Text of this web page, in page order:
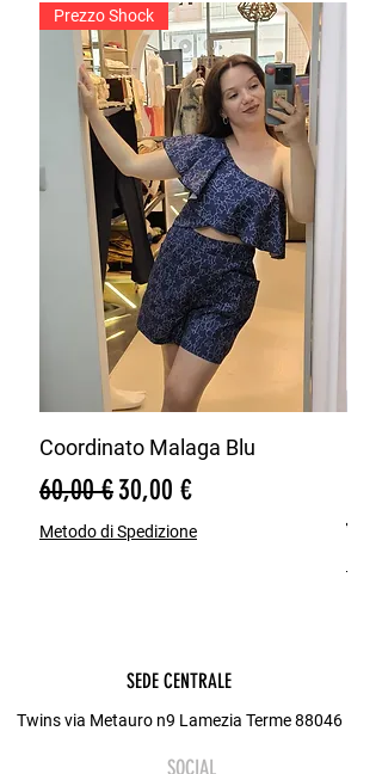
Prezzo Shock
Coordinato Malaga Blu
Prezzo regolare
60,00 €Prezzo scontato
30,00 €
Metodo di Spedizione
SEDE CENTRALE
Twins via Metauro n9 Lamezia Terme 88046
SOCIAL